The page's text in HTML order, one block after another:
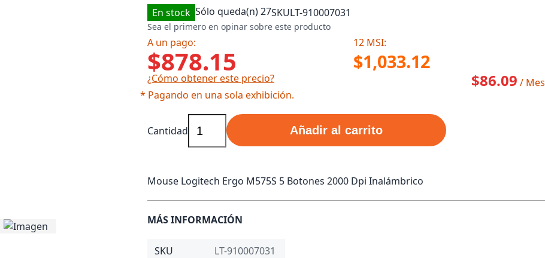
En stock Sólo queda(n)27SKULT-910007031
Sea el primero en opinar sobre este producto
A un pago: 12 MSI:
$878.15 $1,033.12
¿Cómo obtener este precio?
* Pagando en una sola exhibición.
$86.09 / Mes
Cantidad Añadir al carrito
Mouse Logitech Ergo M575S 5 Botones 2000 Dpi Inalámbrico
MÁS INFORMACIÓN
SKU
LT-910007031